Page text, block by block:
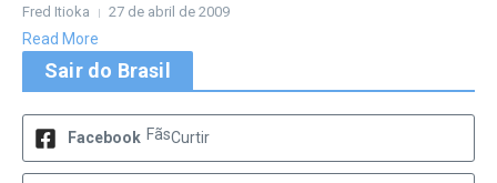
Fred Itioka 27 de abril de 2009
Read More
Sair do Brasil
Facebook FãsCurtir